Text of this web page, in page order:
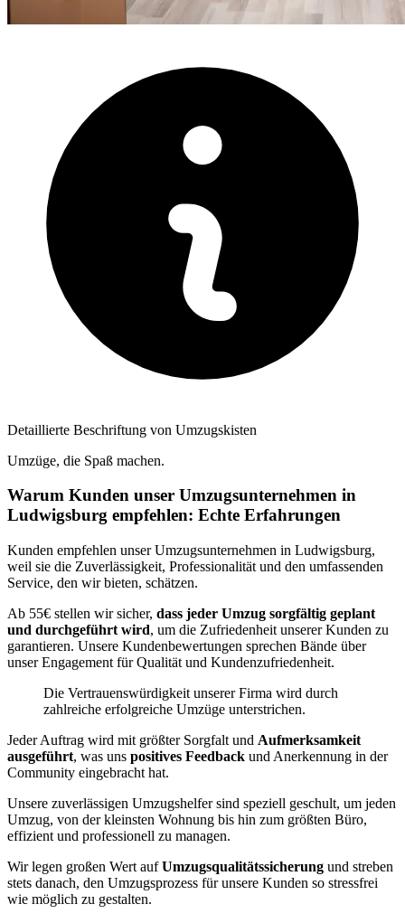
Detaillierte Beschriftung von Umzugskisten
Umzüge, die Spaß machen.
Warum Kunden unser Umzugsunternehmen in
Ludwigsburg empfehlen: Echte Erfahrungen
Kunden empfehlen unser Umzugsunternehmen in Ludwigsburg,
weil sie die Zuverlässigkeit, Professionalität und den umfassenden
Service, den wir bieten, schätzen.
Ab 55€ stellen wir sicher, dass jeder Umzug sorgfältig geplant
und durchgeführt wird, um die Zufriedenheit unserer Kunden zu
garantieren. Unsere Kundenbewertungen sprechen Bände über
unser Engagement für Qualität und Kundenzufriedenheit.
Die Vertrauenswürdigkeit unserer Firma wird durch
zahlreiche erfolgreiche Umzüge unterstrichen.
Jeder Auftrag wird mit größter Sorgfalt und Aufmerksamkeit
ausgeführt, was uns positives Feedback und Anerkennung in der
Community eingebracht hat.
Unsere zuverlässigen Umzugshelfer sind speziell geschult, um jeden
Umzug, von der kleinsten Wohnung bis hin zum größten Büro,
effizient und professionell zu managen.
Wir legen großen Wert aufUmzugsqualitätssicherung und streben
stets danach, den Umzugsprozess für unsere Kunden so stressfrei
wie möglich zu gestalten.